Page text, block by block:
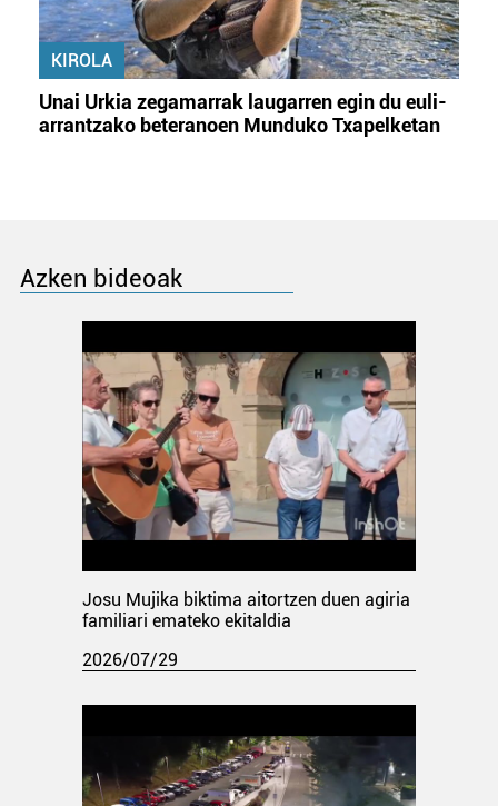
KIROLA
Unai Urkia zegamarrak laugarren egin du euli-
arrantzako beteranoen Munduko Txapelketan
Azken bideoak
Josu Mujika biktima aitortzen duen agiria
familiari emateko ekitaldia
2026/07/29